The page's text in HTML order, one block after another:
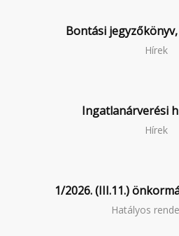
Bontási
Hírek
Ingatlanárverési
Hírek
1/2026. (III.11.)
Hatályos